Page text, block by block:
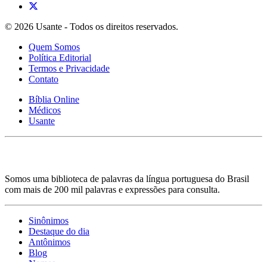
© 2026 Usante - Todos os direitos reservados.
Quem Somos
Política Editorial
Termos e Privacidade
Contato
Bíblia Online
Médicos
Usante
Somos uma biblioteca de palavras da língua portuguesa do Brasil
com mais de 200 mil palavras e expressões para consulta.
Sinônimos
Destaque do dia
Antônimos
Blog